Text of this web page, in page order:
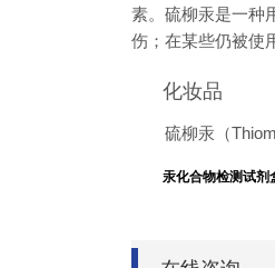
素。硫柳汞是一种
伤；在某些仍被使
化妆品
硫柳汞（
汞化合物检测试剂